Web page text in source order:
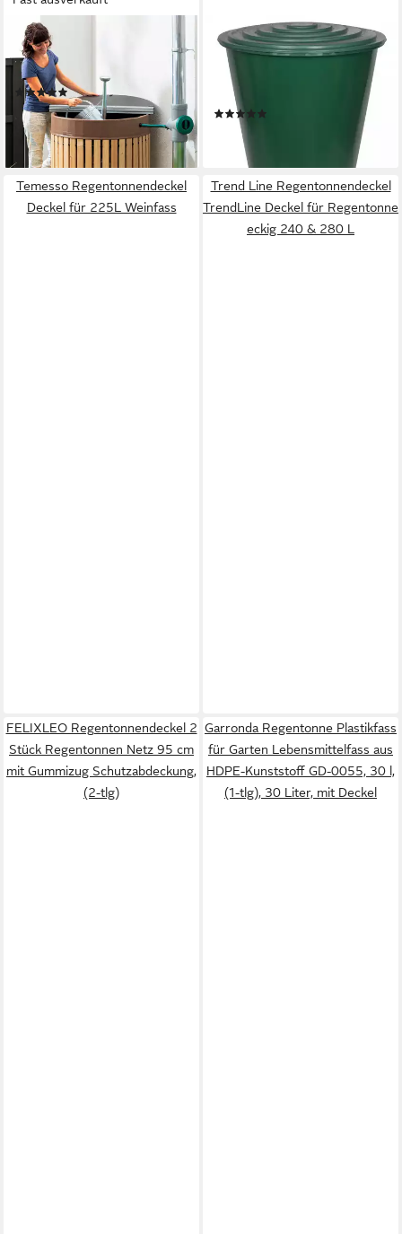
BECKMANN
Regentonnendeckel Größe 5,
für Regenfass 800 l
(1)
127,95 €
lieferbar - in 4-5 Werktagen bei dir
KREHER
Regentonne XL Wassertonne
310 Liter mit Hahn, Deckel
und Stand (Monoblock)
69,95 €
lieferbar - in 4-5 Werktagen bei dir
Temesso Regentonnendeckel
Deckel für 225L Weinfass
Trend Line Regentonnendeckel
TrendLine Deckel für Regentonne
eckig 240 & 280 L
FELIXLEO Regentonnendeckel 2
Stück Regentonnen Netz 95 cm
mit Gummizug Schutzabdeckung,
(2-tlg)
Garronda Regentonne Plastikfass
für Garten Lebensmittelfass aus
HDPE-Kunststoff GD-0055, 30 l,
(1-tlg), 30 Liter, mit Deckel